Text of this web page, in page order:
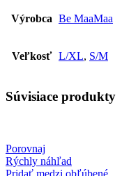
Výrobca Be MaaMaa
Veľkosť L/XL, S/M
Súvisiace produkty
Porovnaj
Rýchly náhľad
Pridať medzi obľúbené